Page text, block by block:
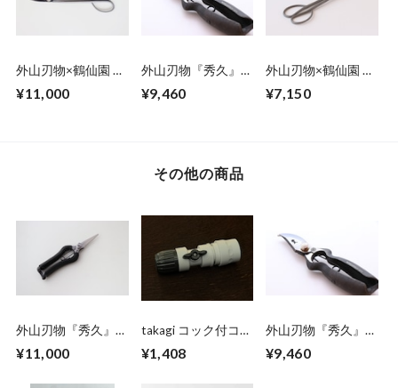
外山刃物×鶴仙園 小
¥11,000
外山刃物『秀久』×
165 (1丁)
¥9,460
外山刃物×鶴仙園 オ
(一丁)
¥7,150
その他の商品
外山刃物『秀久』✖️
Leather Black
¥11,000
takagi コック付コネ
グレー)
¥1,408
外山刃物『秀久』×
165 (1丁)
¥9,460